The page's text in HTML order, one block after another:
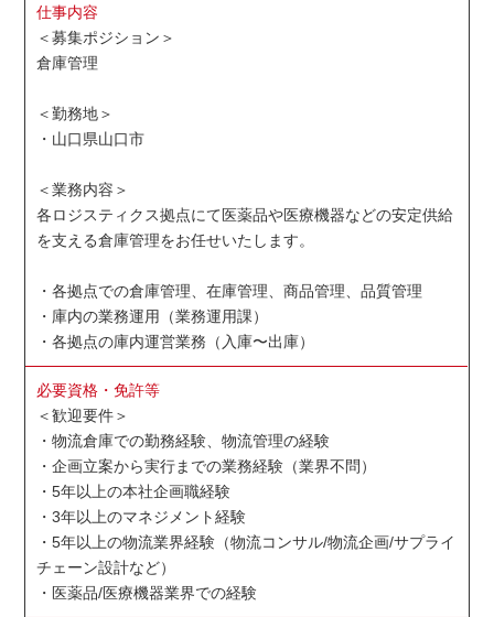
仕事内容
＜募集ポジション＞
倉庫管理
＜勤務地＞
・山口県山口市
＜業務内容＞
各ロジスティクス拠点にて医薬品や医療機器などの安定供給
を支える倉庫管理をお任せいたします。
・各拠点での倉庫管理、在庫管理、商品管理、品質管理
・庫内の業務運用（業務運用課）
・各拠点の庫内運営業務（入庫〜出庫）
必要資格・免許等
＜歓迎要件＞
・物流倉庫での勤務経験、物流管理の経験
・企画立案から実行までの業務経験（業界不問）
・5年以上の本社企画職経験
・3年以上のマネジメント経験
・5年以上の物流業界経験（物流コンサル/物流企画/サプライ
チェーン設計など）
・医薬品/医療機器業界での経験